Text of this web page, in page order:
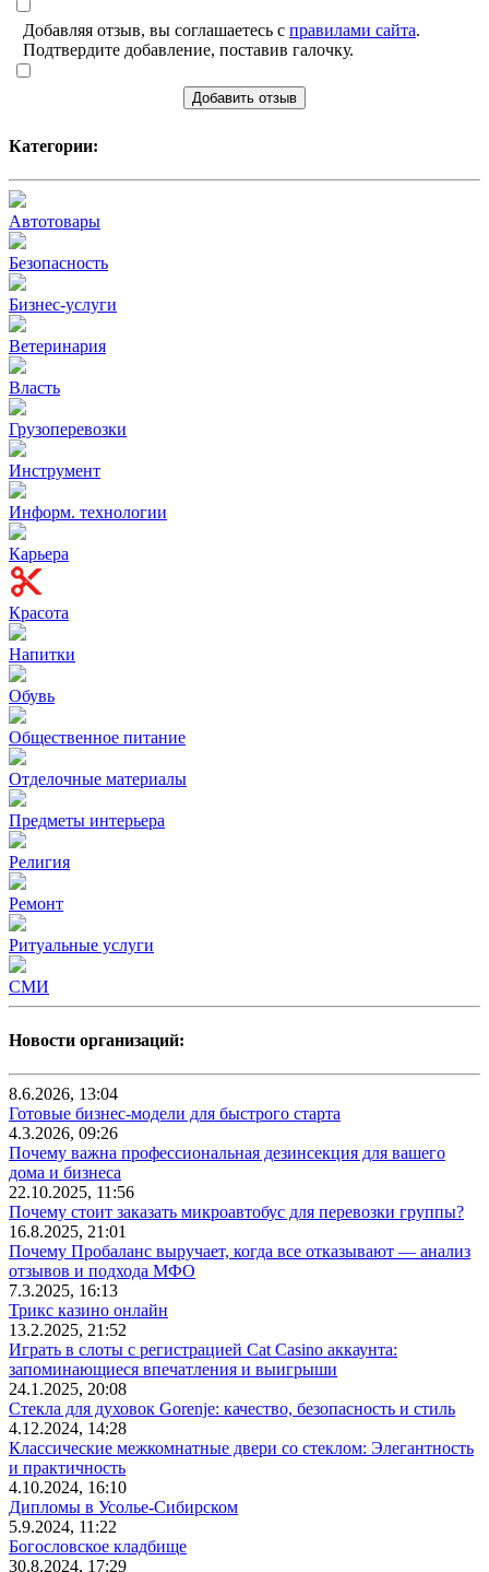
Добавляя отзыв, вы соглашаетесь с правилами сайта.
Подтвердите добавление, поставив галочку.
Добавить отзыв
Категории:
Автотовары
Безопасность
Бизнес-услуги
Ветеринария
Власть
Грузоперевозки
Инструмент
Информ. технологии
Карьера
Красота
Напитки
Обувь
Общественное питание
Отделочные материалы
Предметы интерьера
Религия
Ремонт
Ритуальные услуги
СМИ
Новости организаций:
8.6.2026, 13:04
Готовые бизнес-модели для быстрого старта
4.3.2026, 09:26
Почему важна профессиональная дезинсекция для вашего
дома и бизнеса
22.10.2025, 11:56
Почему стоит заказать микроавтобус для перевозки группы?
16.8.2025, 21:01
Почему Пробаланс выручает, когда все отказывают — анализ
отзывов и подхода МФО
7.3.2025, 16:13
Трикс казино онлайн
13.2.2025, 21:52
Играть в слоты с регистрацией Cat Casino аккаунта:
запоминающиеся впечатления и выигрыши
24.1.2025, 20:08
Стекла для духовок Gorenje: качество, безопасность и стиль
4.12.2024, 14:28
Классические межкомнатные двери со стеклом: Элегантность
и практичность
4.10.2024, 16:10
Дипломы в Усолье-Сибирском
5.9.2024, 11:22
Богословское кладбище
30.8.2024, 17:29